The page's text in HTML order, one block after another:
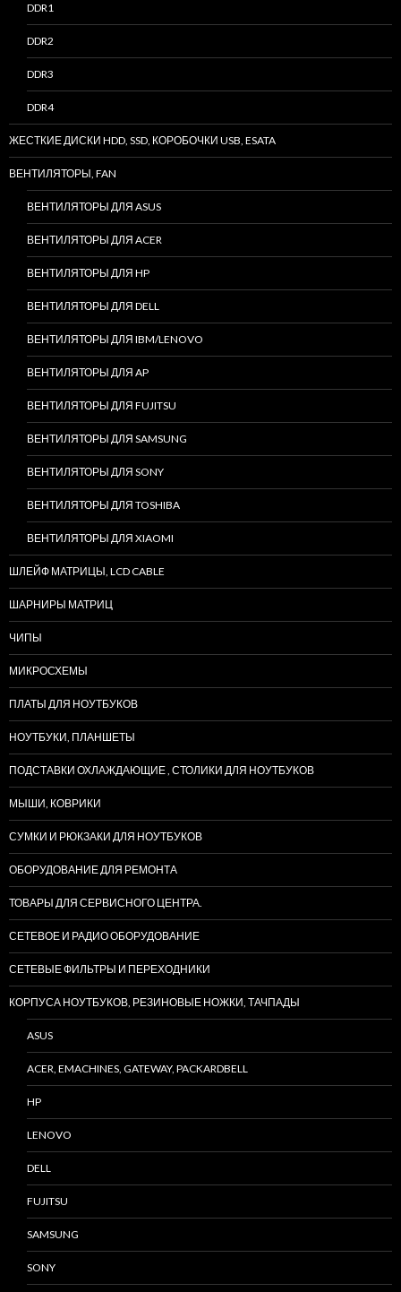
DDR1
DDR2
DDR3
DDR4
ЖЕСТКИЕ ДИСКИ HDD, SSD, КОРОБОЧКИ USB, ESATA
ВЕНТИЛЯТОРЫ, FAN
ВЕНТИЛЯТОРЫ ДЛЯ ASUS
ВЕНТИЛЯТОРЫ ДЛЯ ACER
ВЕНТИЛЯТОРЫ ДЛЯ HP
ВЕНТИЛЯТОРЫ ДЛЯ DELL
ВЕНТИЛЯТОРЫ ДЛЯ IBM/LENOVO
ВЕНТИЛЯТОРЫ ДЛЯ AP
ВЕНТИЛЯТОРЫ ДЛЯ FUJITSU
ВЕНТИЛЯТОРЫ ДЛЯ SAMSUNG
ВЕНТИЛЯТОРЫ ДЛЯ SONY
ВЕНТИЛЯТОРЫ ДЛЯ TOSHIBA
ВЕНТИЛЯТОРЫ ДЛЯ XIAOMI
ШЛЕЙФ МАТРИЦЫ, LCD CABLE
ШАРНИРЫ МАТРИЦ
ЧИПЫ
МИКРОСХЕМЫ
ПЛАТЫ ДЛЯ НОУТБУКОВ
НОУТБУКИ, ПЛАНШЕТЫ
ПОДСТАВКИ ОХЛАЖДАЮЩИЕ , СТОЛИКИ ДЛЯ НОУТБУКОВ
МЫШИ, КОВРИКИ
СУМКИ И РЮКЗАКИ ДЛЯ НОУТБУКОВ
ОБОРУДОВАНИЕ ДЛЯ РЕМОНТА
ТОВАРЫ ДЛЯ СЕРВИСНОГО ЦЕНТРА.
СЕТЕВОЕ И РАДИО ОБОРУДОВАНИЕ
СЕТЕВЫЕ ФИЛЬТРЫ И ПЕРЕХОДНИКИ
КОРПУСА НОУТБУКОВ, РЕЗИНОВЫЕ НОЖКИ, ТАЧПАДЫ
ASUS
ACER, EMACHINES, GATEWAY, PACKARDBELL
HP
LENOVO
DELL
FUJITSU
SAMSUNG
SONY